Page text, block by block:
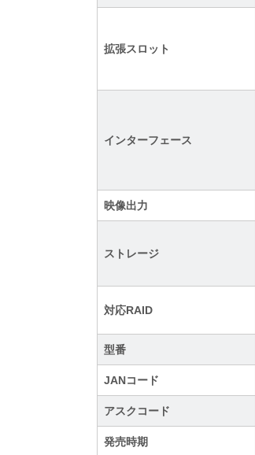
拡張スロット
インターフェース
映像出力
ストレージ
対応RAID
型番
JANコード
アスクコード
発売時期